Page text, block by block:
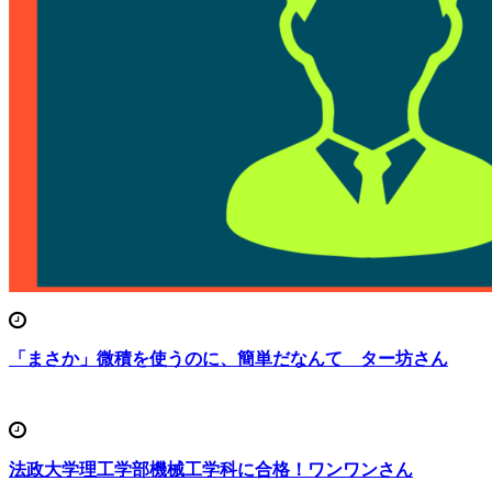
「まさか」微積を使うのに、簡単だなんて ター坊さん
法政大学理工学部機械工学科に合格！ワンワンさん